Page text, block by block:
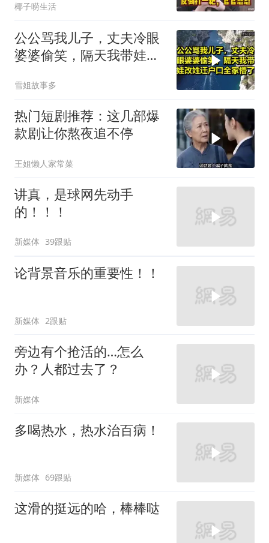
椰子唠生活
公公骂我儿子，丈夫冷眼
婆婆偷笑，隔天我带娃改
雪姐故事多
热门短剧推荐：这几部爆
款剧让你熬夜追不停
王姐懒人家常菜
讲真，是球网先动手
的！！！
新媒体 39跟贴
论背景音乐的重要性！！
新媒体 2跟贴
旁边有个抢活的…怎么
办？人都过去了？
新媒体
多喝热水，热水治百病！
新媒体 69跟贴
这滑的挺远的哈，棒棒哒